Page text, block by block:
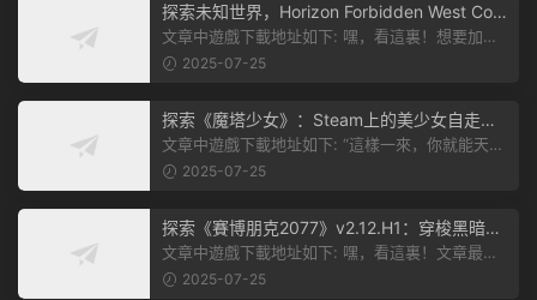
探索未知世界，Horizon Forbidden West Com
plete Edition正式發布！
文章中遊戲下載地址如下: 嘿，看這裏！想要加入
遊戲資源分享群，就點文章最後那...
2025-07-25
探索《魔塔少女》：Steam上的美少女自走
棋，戰鬥與策略的雙重盛宴！
文章中遊戲下載地址如下: “這樣一來，你就能天天
2025-07-25
探索《賽博朋克2077》v2.12.H1：穿梭黑暗都
市，感受未來世界的震撼
文章中遊戲下載地址如下: 嘿，看這裏！文章最後
有個圖片，點一下就能加入我們的...
2025-07-25